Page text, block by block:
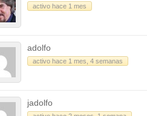
activo hace 1 mes
adolfo
activo hace 1 mes, 4 semanas
jadolfo